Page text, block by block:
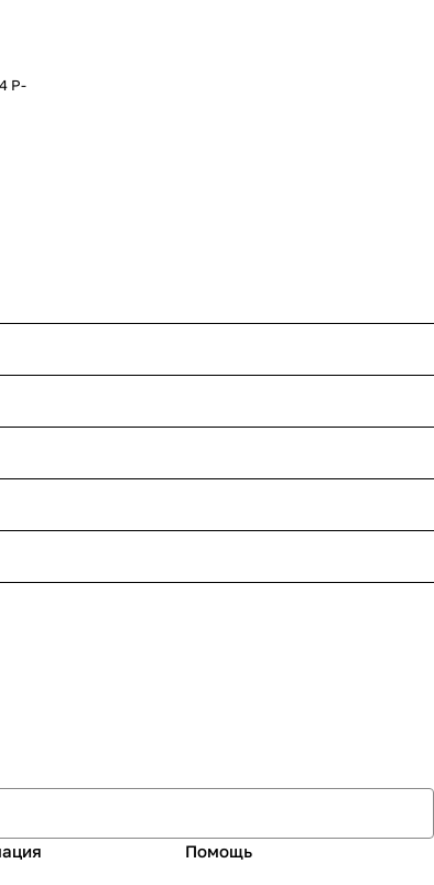
P-
Помощь